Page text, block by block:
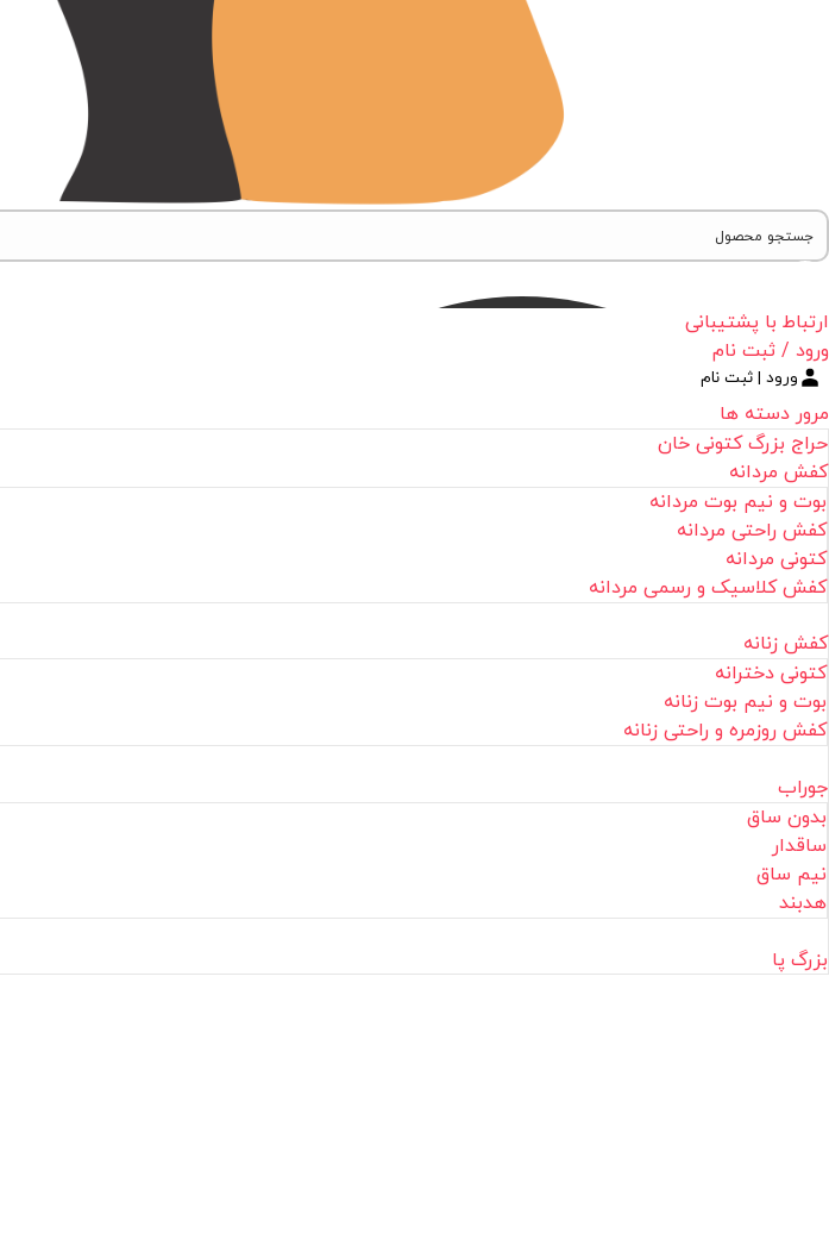
ارتباط با پشتیبانی
ورود / ثبت نام
ورود | ثبت نام
مرور دسته ها
حراج بزرگ کتونی خان
کفش مردانه
بوت و نیم بوت مردانه
کفش راحتی مردانه
کتونی مردانه
کفش کلاسیک و رسمی مردانه
کفش زنانه
کتونی دخترانه
بوت و نیم بوت زنانه
کفش روزمره و راحتی زنانه
جوراب
بدون ساق
ساقدار
نیم ساق
هدبند
بزرگ پا